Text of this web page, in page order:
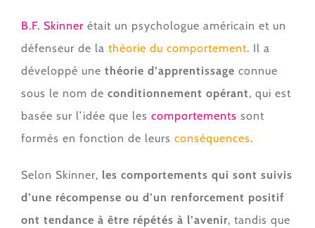
B.F. Skinner était un psychologue américain et un
défenseur de la théorie du comportement. Il a
développé une théorie d’apprentissage connue
sous le nom de conditionnement opérant, qui est
basée sur l’idée que les comportements sont
formés en fonction de leurs conséquences.
Selon Skinner, les comportements qui sont suivis
d’une récompense ou d’un renforcement positif
ont tendance à être répétés à l’avenir, tandis que